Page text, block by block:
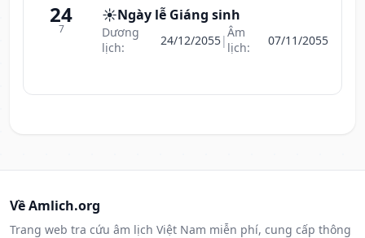
24
7
☀️Ngày lễ Giáng sinh
Dương
lịch:
24/12/2055|Âm
lịch:
07/11/2055
Về Amlich.org
Trang web tra cứu âm lịch Việt Nam miễn phí, cung cấp thông